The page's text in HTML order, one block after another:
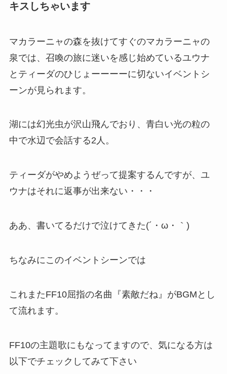
キスしちゃいます
マカラーニャの森を抜けてすぐのマカラーニャの
泉では、召喚の旅に迷いを感じ始めているユウナ
とティーダのひじょーーーーに切ないイベントシ
ーンが見られます。
湖には幻光虫が沢山飛んでおり、青白い光の粒の
中で水辺で会話する2人。
ティーダがやめようぜって提案するんですが、ユ
ウナはそれに返事が出来ない・・・
ああ、書いてるだけで泣けてきた(´・ω・｀)
ちなみにこのイベントシーンでは
これまたFF10屈指の名曲『素敵だね』がBGMとし
て流れます。
FF10の主題歌にもなってますので、気になる方は
以下でチェックしてみて下さい